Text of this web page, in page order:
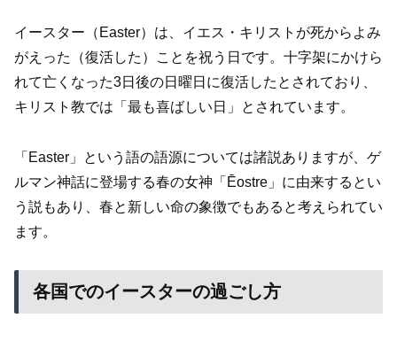
イースター（Easter）は、イエス・キリストが死からよみ
がえった（復活した）ことを祝う日です。十字架にかけら
れて亡くなった3日後の日曜日に復活したとされており、
キリスト教では「最も喜ばしい日」とされています。
「Easter」という語の語源については諸説ありますが、ゲ
ルマン神話に登場する春の女神「Ēostre」に由来するとい
う説もあり、春と新しい命の象徴でもあると考えられてい
ます。
各国でのイースターの過ごし方